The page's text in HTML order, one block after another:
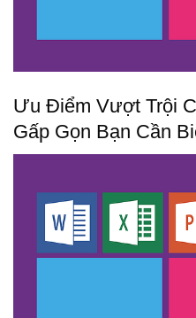
Ưu Điểm Vượt Trội
Gấp Gọn Bạn Cần